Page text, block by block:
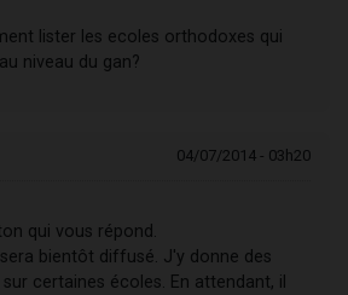
lister les ecoles orthodoxes qui
niveau du gan?
04/07/2014 - 03h20
qui vous répond.
bientôt diffusé. J'y donne des
certaines écoles. En attendant, il